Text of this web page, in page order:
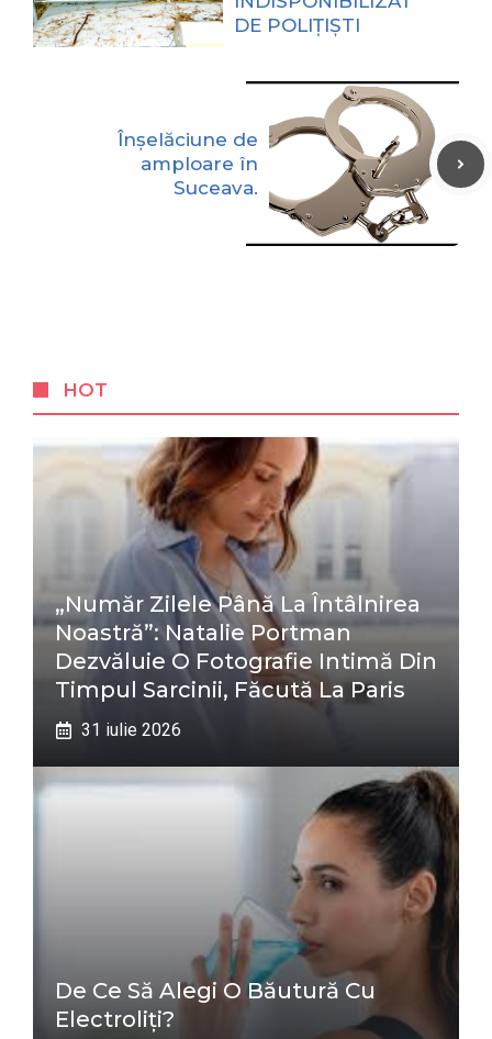
DE POLIȚIȘTI
Înșelăciune de
amploare în
Suceava.
HOT
„Număr Zilele Până La Întâlnirea
Noastră”: Natalie Portman
Dezvăluie O Fotografie Intimă Din
Timpul Sarcinii, Făcută La Paris
31 iulie 2026
De Ce Să Alegi O Băutură Cu
Electroliți?